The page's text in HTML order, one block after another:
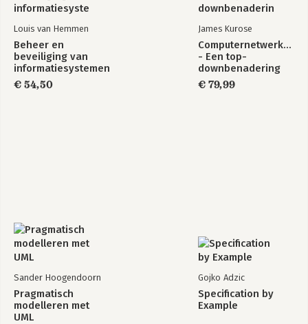
Louis van Hemmen
Beheer en
beveiliging van
informatiesystemen
€ 54,50
James Kurose
Computernetwerken
- Een top-
downbenadering
€ 79,99
Sander Hoogendoorn
Pragmatisch
modelleren met
UML
Gojko Adzic
Specification by
Example